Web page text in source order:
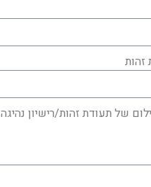
של תעודת זהות/רישיון נהיגה